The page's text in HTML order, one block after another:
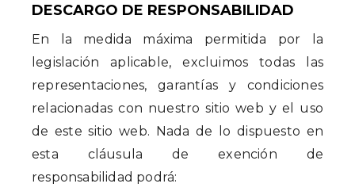
DESCARGO DE RESPONSABILIDAD
En la medida máxima permitida por la
legislación aplicable, excluimos todas las
representaciones, garantías y condiciones
relacionadas con nuestro sitio web y el uso
de este sitio web. Nada de lo dispuesto en
esta cláusula de exención de
responsabilidad podrá: